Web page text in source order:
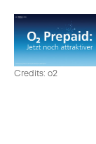
Credits: o2